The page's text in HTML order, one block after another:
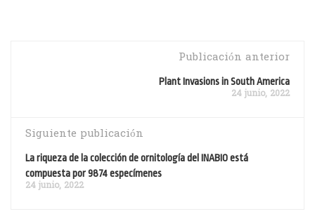
Publicación anterior
Plant Invasions in South America
24 junio, 2022
Siguiente publicación
La riqueza de la colección de ornitología del INABIO está
compuesta por 9874 especímenes
24 junio, 2022